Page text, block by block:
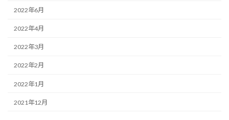
2022年6月
2022年4月
2022年3月
2022年2月
2022年1月
2021年12月